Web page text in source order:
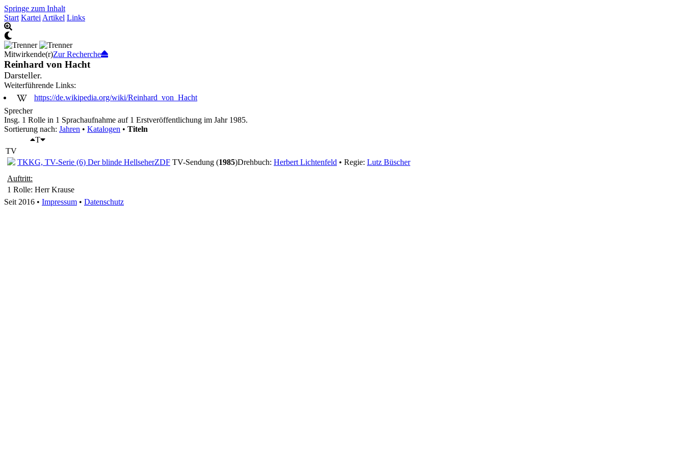
Springe zum Inhalt
Start Kartei Artikel Links
Mitwirkende(r)Zur Recherche
Reinhard von Hacht
Darsteller.
Weiterführende Links:
https://de.wikipedia.org/wiki/Reinhard_von_Hacht
Sprecher
Insg. 1 Rolle in 1 Sprachaufnahme auf 1 Erstveröffentlichung im Jahr 1985.
Sortierung nach: Jahren • Katalogen • Titeln
T
TV
TKKG, TV-Serie (6) Der blinde HellseherZDF TV-Sendung (1985)Drehbuch: Herbert Lichtenfeld • Regie: Lutz Büscher
Auftritt:
1 Rolle: Herr Krause
Seit 2016 • Impressum • Datenschutz